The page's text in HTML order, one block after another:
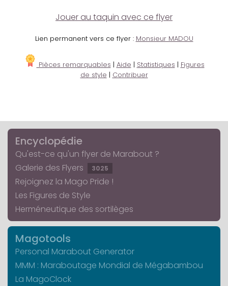
Jouer au taquin avec ce flyer
Lien permanent vers ce flyer : Monsieur MADOU
Pièces remarquables | Aide | Statistiques | Figures
de style | Contribuer
Encyclopédie
Qu'est-ce qu'un flyer de Marabout ?
Galerie des Flyers
3025
Rejoignez la Mago Pride !
Les Figures de Style
Herméneutique des sortilèges
Magotools
Personal Marabout Generator
MMM : Maraboutage Mondial de Mégabambou
La MagoClock